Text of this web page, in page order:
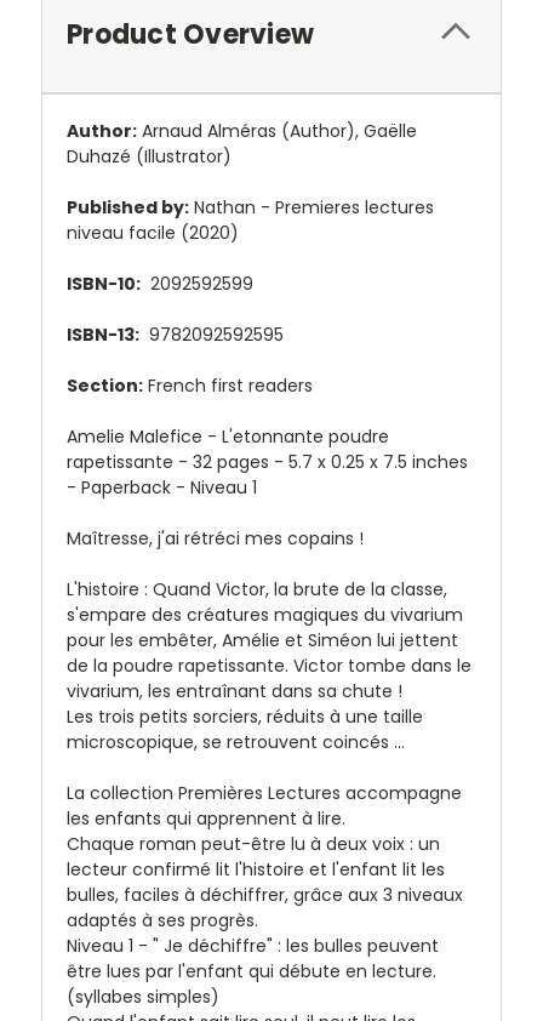
Product Overview
Author: Arnaud Alméras (Author), Gaëlle
Duhazé (Illustrator)
Published by: Nathan - Premieres lectures
niveau facile (2020)
ISBN-10: 2092592599
ISBN-13: 9782092592595
Section: French first readers
Amelie Malefice - L'etonnante poudre
rapetissante - 32 pages - 5.7 x 0.25 x 7.5 inches
- Paperback - Niveau 1
Maîtresse, j'ai rétréci mes copains !
L'histoire : Quand Victor, la brute de la classe,
s'empare des créatures magiques du vivarium
pour les embêter, Amélie et Siméon lui jettent
de la poudre rapetissante. Victor tombe dans le
vivarium, les entraînant dans sa chute !
Les trois petits sorciers, réduits à une taille
microscopique, se retrouvent coincés ...
La collection Premières Lectures accompagne
les enfants qui apprennent à lire.
Chaque roman peut-être lu à deux voix : un
lecteur confirmé lit l'histoire et l'enfant lit les
bulles, faciles à déchiffrer, grâce aux 3 niveaux
adaptés à ses progrès.
Niveau 1 - " Je déchiffre" : les bulles peuvent
être lues par l'enfant qui débute en lecture.
(syllabes simples)